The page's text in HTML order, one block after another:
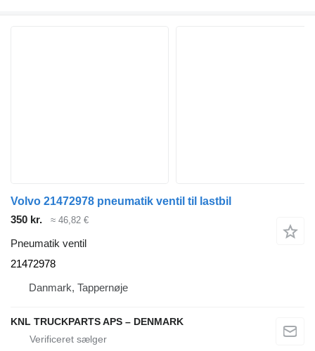
Volvo 21472978 pneumatik ventil til lastbil
350 kr.
≈ 46,82 €
Pneumatik ventil
21472978
Danmark, Tappernøje
KNL TRUCKPARTS APS – DENMARK